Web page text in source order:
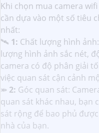
Khi chọn mua camera
cần dựa vào một số tiêu
nhất:
🛰 1: Chất lượng hình
lượng hình ảnh sắc nét,
camera có độ phân giải
việc quan sát cận cảnh
⤘ 2: Góc quan sát:
quan sát khác nhau, bạn
sát rộng để bao phủ
nhà của bạn.